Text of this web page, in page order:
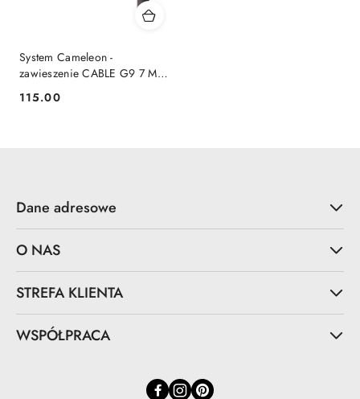
System Cameleon -
zawieszenie CABLE G9 7 M
czarny / mosiądz -
Nowodvorski Lighting
Cena:
115.00
Dane adresowe
O NAS
STREFA KLIENTA
WSPÓŁPRACA